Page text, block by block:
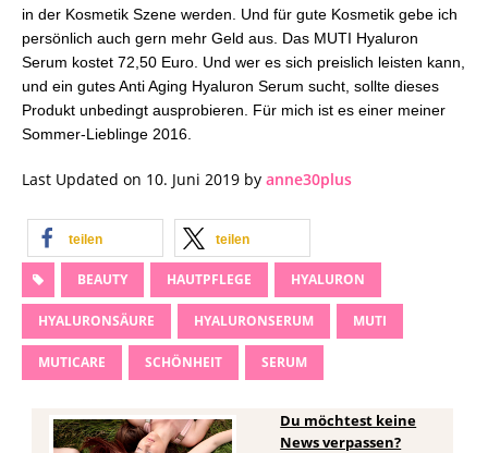
in der Kosmetik Szene werden. Und für gute Kosmetik gebe ich
persönlich auch gern mehr Geld aus. Das MUTI Hyaluron
Serum kostet 72,50 Euro. Und wer es sich preislich leisten kann,
und ein gutes Anti Aging Hyaluron Serum sucht, sollte dieses
Produkt unbedingt ausprobieren. Für mich ist es einer meiner
Sommer-Lieblinge 2016.
Last Updated on 10. Juni 2019 by anne30plus
teilen teilen
BEAUTY HAUTPFLEGE HYALURON
HYALURONSÄURE HYALURONSERUM MUTI
MUTICARE SCHÖNHEIT SERUM
Du möchtest keine
News verpassen?